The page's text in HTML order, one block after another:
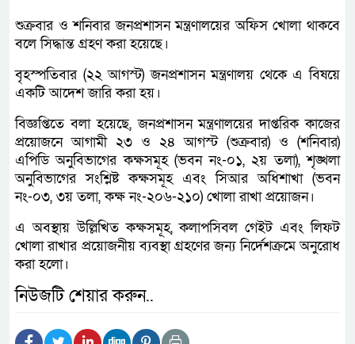
শুক্রবার ও শনিবার জনপ্রশাসন মন্ত্রণালয়ের অফিস খোলা থাকবে
বলে সিদ্ধান্ত গ্রহণ করা হয়েছে।
বৃহস্পতিবার (২২ আগস্ট) জনপ্রশাসন মন্ত্রণালয় থেকে এ বিষয়ে
একটি আদেশ জারি করা হয়।
বিজ্ঞপ্তিতে বলা হয়েছে, জনপ্রশাসন মন্ত্রণালয়ের দাপ্তরিক কাজের
প্রয়োজনে আগামী ২৩ ও ২৪ আগস্ট (শুক্রবার) ও (শনিবার)
এপিডি অনুবিভাগের কক্ষসমূহ (ভবন নং-০১, ২য় তলা), শৃঙ্খলা
অনুবিভাগের সংশ্লিষ্ট কক্ষসমূহ এবং সিআর অধিশাখা (ভবন
নং-০৩, ৩য় তলা, কক্ষ নং-২০৬-২১০) খোলা রাখা প্রয়োজন।
এ অবস্থায় উল্লিখিত কক্ষসমূহ, কলাপসিবল গেইট এবং লিফট
খোলা রাখার প্রয়োজনীয় ব্যবস্থা গ্রহণের জন্য নির্দেশক্রমে অনুরোধ
করা হলো।
নিউজটি শেয়ার করুন..